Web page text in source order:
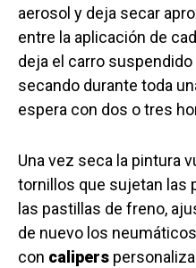
aerosol y deja secar
entre la aplicación de
deja el carro
secando durante toda
espera con dos o tres
Una vez seca la pintura
tornillos que sujetan las
las pastillas de freno,
de nuevo los
con calipers